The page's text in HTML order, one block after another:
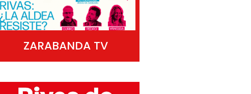
ZARABANDA TV